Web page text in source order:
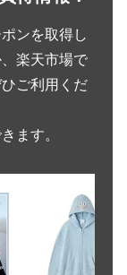
ンを取得し
楽天市場で
ご利用くだ
ます。